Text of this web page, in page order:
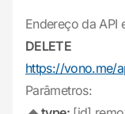
Endereço da API
DELETE
https://vono.me/
Parâmetros: